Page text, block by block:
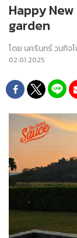
Happy
garden
โดย นครินทร์ วนกิจ
02.01.2025